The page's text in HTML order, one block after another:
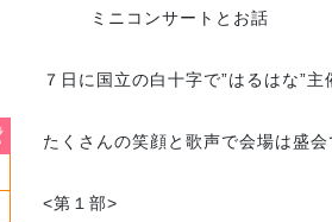
ミニコンサートとお話
７日に国立の白十字で”はるはな”
たくさんの笑顔と歌声で会場は盛会
<第１部>